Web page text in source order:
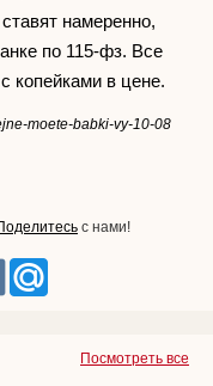
намеренно,
по 115-фз. Все
копейками в цене.
moete-babki-vy-10-08
с нами!
Посмотреть все